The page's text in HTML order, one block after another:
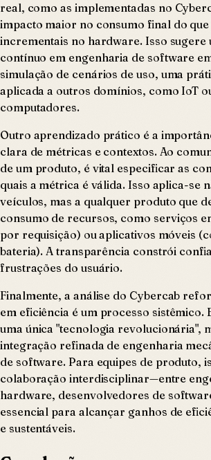
real, como as implementadas no
impacto maior no consumo final do
incrementais no hardware. Isso sugere
contínuo em engenharia de software
simulação de cenários de uso, uma
aplicada a outros domínios, como IoT
computadores.
Outro aprendizado prático é a
clara de métricas e contextos. Ao
de um produto, é vital especificar as
quais a métrica é válida. Isso aplica-se
veículos, mas a qualquer produto que
consumo de recursos, como serviços
por requisição) ou aplicativos móveis
bateria). A transparência constrói
frustrações do usuário.
Finalmente, a análise do Cybercab
em eficiência é um processo sistêmico.
uma única "tecnologia revolucionária",
integração refinada de engenharia
de software. Para equipes de produto,
colaboração interdisciplinar—entre
hardware, desenvolvedores de
essencial para alcançar ganhos de
e sustentáveis.